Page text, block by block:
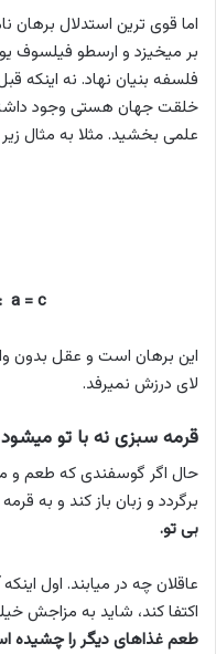
اما قوی ترین استدلال
بر میخیزد و ارسطو فیلسوف
فلسفه بنیان نهاد. نه اینکه
خلقت جهان هستی وجود
علمی بخشید. مثلا به مثال
a = c
این برهان است و عقل بدون
لای درزش نمیرفد.
قرمه سبزی نه با تو
حال اگر گوسفندی که طعم و
برگردد و زبان باز کند و به
بی تو.
عاقلان چه در میابند. اول
اکتفا کند، شاید به مزاجش
طعم غذاهای دیگر را چشیده